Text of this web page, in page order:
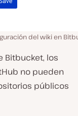
del wiki en
Bitbucket, los
no pueden
públicos